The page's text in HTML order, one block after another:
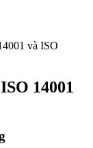
và ISO
14001